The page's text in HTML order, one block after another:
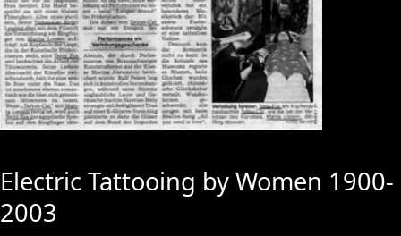
Electric Tattooing by Women 1900-
2003